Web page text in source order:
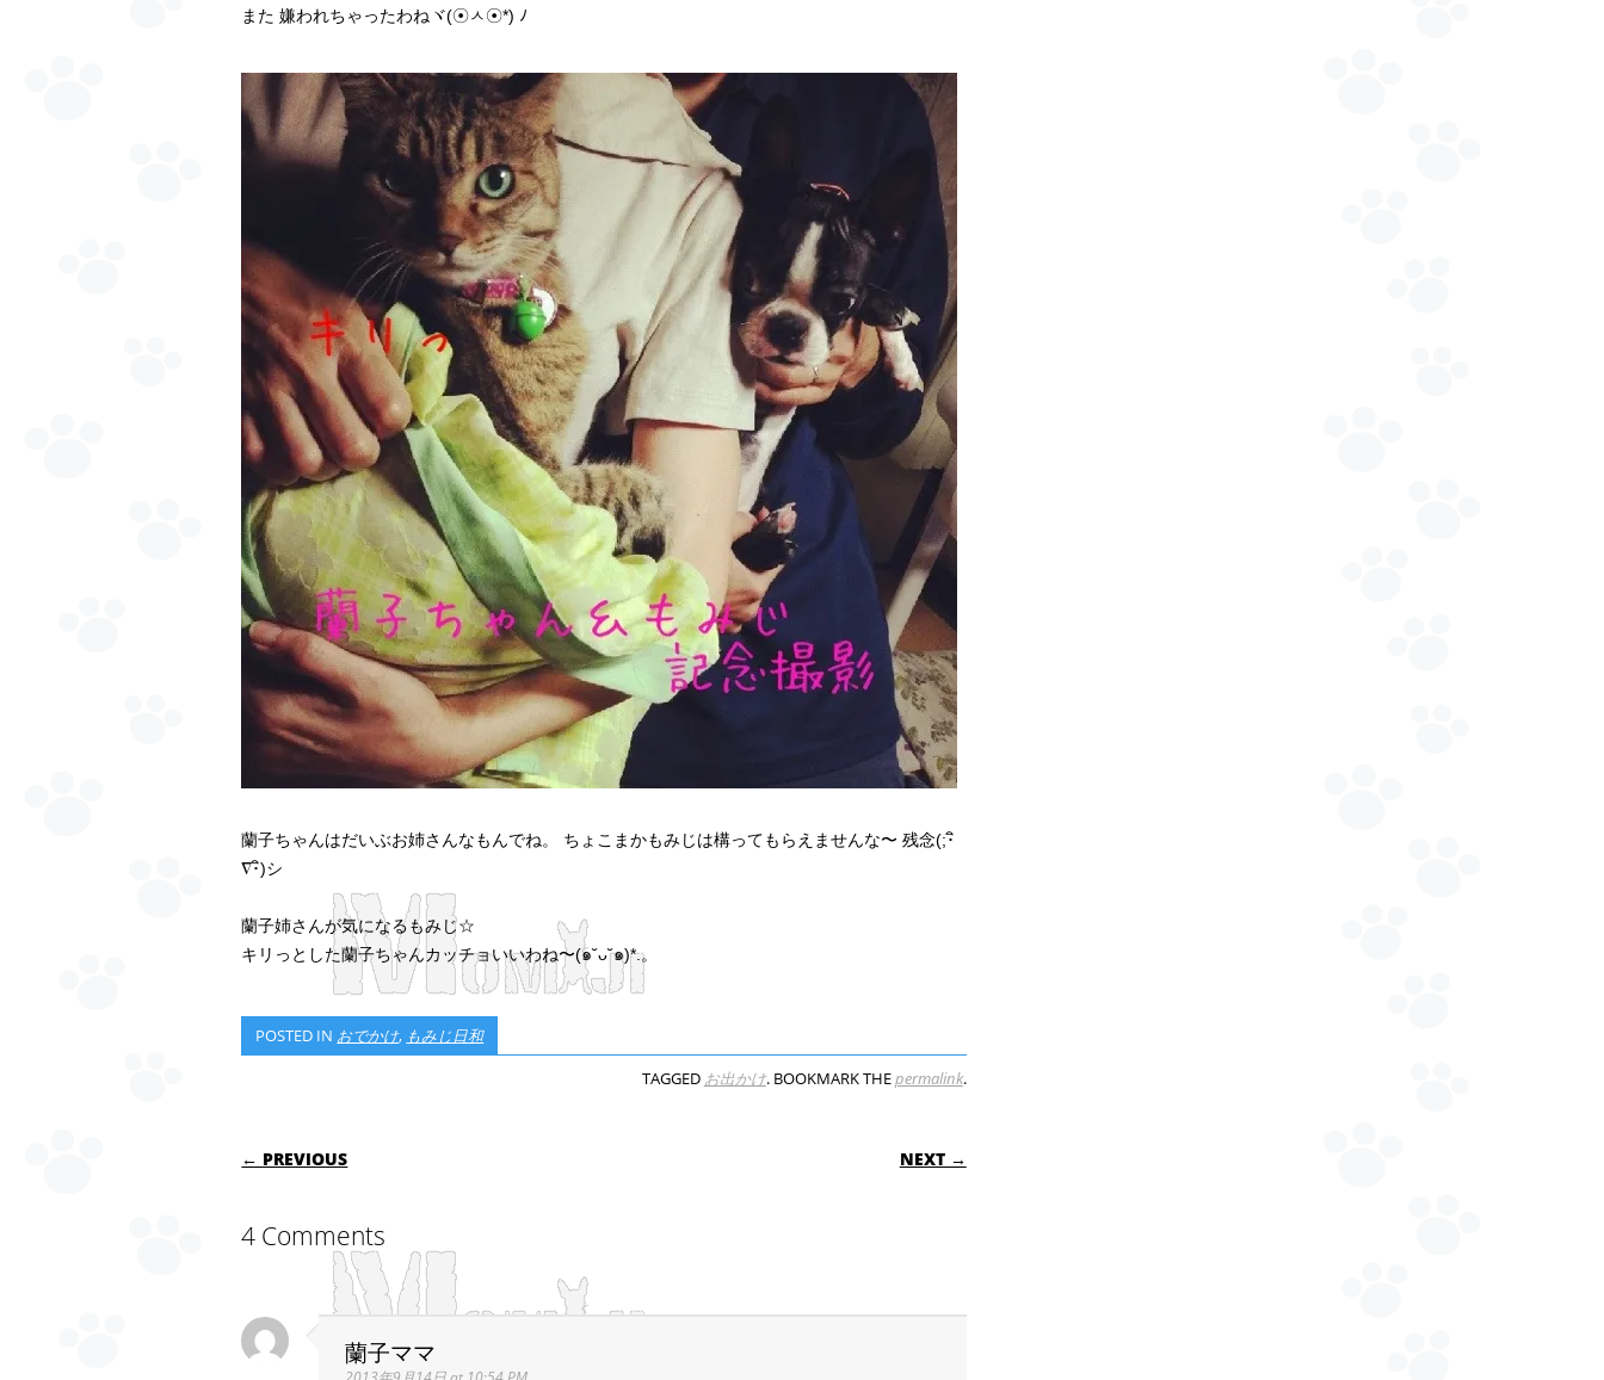
また 嫌われちゃったわねヾ(☉ㅅ☉*) ﾉ
蘭子ちゃんはだいぶお姉さんなもんでね。 ちょこまかもみじは構ってもらえませんな〜 残念(;･ิ
∇･ิ)シ
蘭子姉さんが気になるもみじ☆
キリっとした蘭子ちゃんカッチョいいわね〜(๑˘ᴗ˘๑)*.。
POSTED IN おでかけ, もみじ日和
TAGGED お出かけ. BOOKMARK THEpermalink.
POST NAVIGATION
← PREVIOUS NEXT →
4 Comments
蘭子ママ